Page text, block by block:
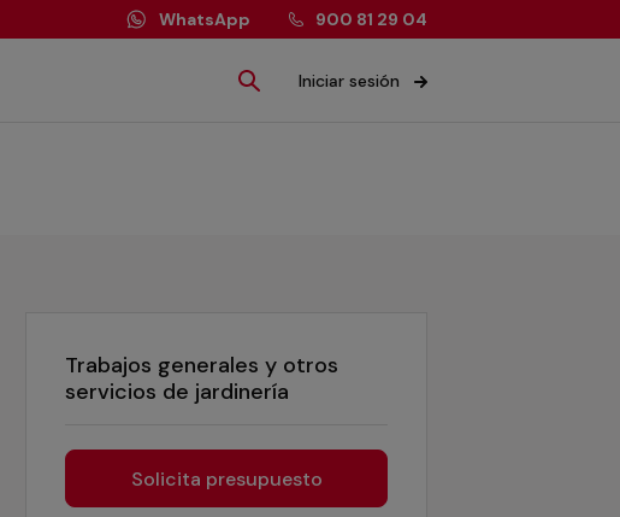
WhatsApp 900 81 29 04
Iniciar sesión
Trabajos generales y otros
servicios de jardinería
Solicita presupuesto